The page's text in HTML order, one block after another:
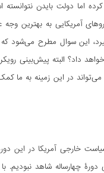
اما دولت بایدن
آمریکایی به بهترین
این سوال مطرح می‌­شود
داد؟ البته پیش­‌بینی
در این زمینه به ما کمک
خارجی آمریکا در این
چهارساله شاهد